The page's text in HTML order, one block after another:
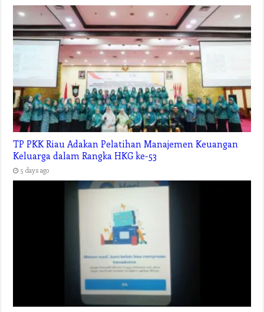
TP PKK Riau Adakan Pelatihan Manajemen Keuangan
Keluarga dalam Rangka HKG ke-53
5 days ago